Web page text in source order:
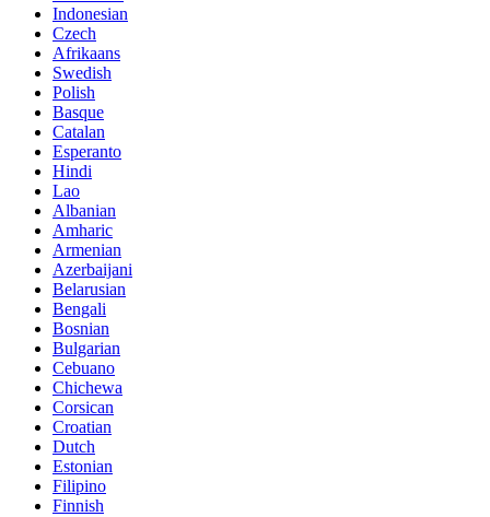
Indonesian
Czech
Afrikaans
Swedish
Polish
Basque
Catalan
Esperanto
Hindi
Lao
Albanian
Amharic
Armenian
Azerbaijani
Belarusian
Bengali
Bosnian
Bulgarian
Cebuano
Chichewa
Corsican
Croatian
Dutch
Estonian
Filipino
Finnish